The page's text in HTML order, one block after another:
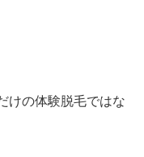
けの体験脱毛ではな